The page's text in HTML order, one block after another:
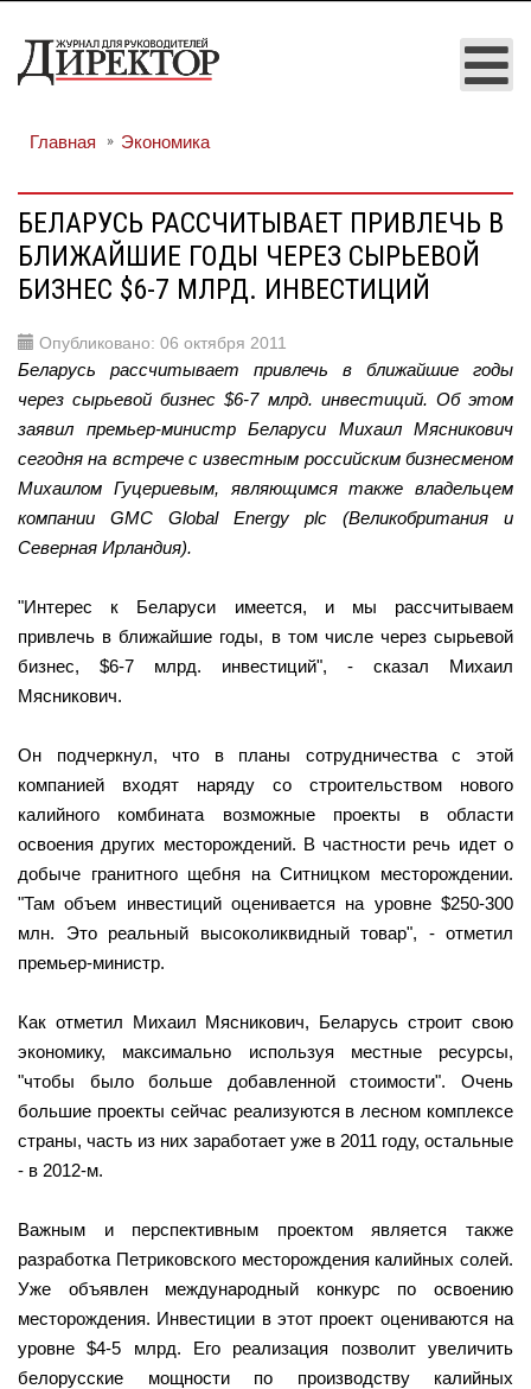
Главная Экономика
БЕЛАРУСЬ РАССЧИТЫВАЕТ ПРИВЛЕЧЬ В
БЛИЖАЙШИЕ ГОДЫ ЧЕРЕЗ СЫРЬЕВОЙ
БИЗНЕС $6-7 МЛРД. ИНВЕСТИЦИЙ
Опубликовано: 06 октября 2011
Беларусь рассчитывает привлечь в ближайшие годы
через сырьевой бизнес $6-7 млрд. инвестиций. Об этом
заявил премьер-министр Беларуси Михаил Мясникович
сегодня на встрече с известным российским бизнесменом
Михаилом Гуцериевым, являющимся также владельцем
компании GMC Global Energy plc (Великобритания и
Северная Ирландия).
"Интерес к Беларуси имеется, и мы рассчитываем
привлечь в ближайшие годы, в том числе через сырьевой
бизнес, $6-7 млрд. инвестиций", - сказал Михаил
Мясникович.
Он подчеркнул, что в планы сотрудничества с этой
компанией входят наряду со строительством нового
калийного комбината возможные проекты в области
освоения других месторождений. В частности речь идет о
добыче гранитного щебня на Ситницком месторождении.
"Там объем инвестиций оценивается на уровне $250-300
млн. Это реальный высоколиквидный товар", - отметил
премьер-министр.
Как отметил Михаил Мясникович, Беларусь строит свою
экономику, максимально используя местные ресурсы,
"чтобы было больше добавленной стоимости". Очень
большие проекты сейчас реализуются в лесном комплексе
страны, часть из них заработает уже в 2011 году, остальные
- в 2012-м.
Важным и перспективным проектом является также
разработка Петриковского месторождения калийных солей.
Уже объявлен международный конкурс по освоению
месторождения. Инвестиции в этот проект оцениваются на
уровне $4-5 млрд. Его реализация позволит увеличить
белорусские мощности по производству калийных